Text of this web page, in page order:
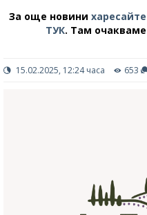
За още новини
ТУК. Там
15.02.2025, 12:24 часа 653